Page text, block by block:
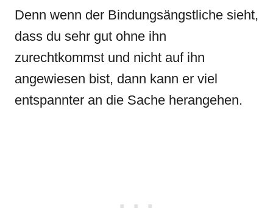
Denn wenn der Bindungsängstliche sieht,
dass du sehr gut ohne ihn
zurechtkommst und nicht auf ihn
angewiesen bist, dann kann er viel
entspannter an die Sache herangehen.